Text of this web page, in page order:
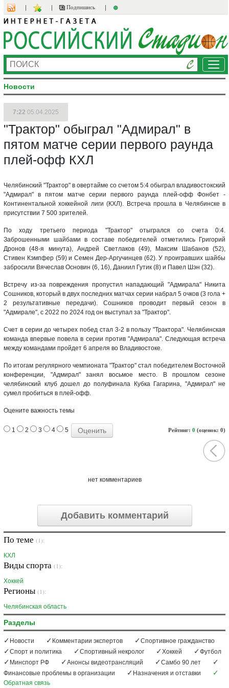
Подпишись
Новости
7:22 05.04.2025
"Трактор" обыграл "Адмирал" в
пятом матче серии первого раунда
плей-офф КХЛ
Челябинский "Трактор" в овертайме со счетом 5:4 обыграл владивостокский
"Адмирал" в пятом матче серии первого раунда плей-офф Фонбет -
Континентальной хоккейной лиги (КХЛ). Встреча прошла в Челябинске в
присутствии 7 500 зрителей.
По ходу третьего периода "Трактор" отыгрался со счета 0:4.
Заброшенными шайбами в составе победителей отметились Григорий
Дронов (48-я минута), Андрей Светлаков (49), Максим Шабанов (52),
Стивен Кэмпфер (59) и Семен Дер-Аргучинцев (62). У проигравших шайбы
забросили Вячеслав Основин (6, 16), Даниил Гутик (8) и Павел Шэн (32).
Встречу из-за повреждения пропустил нападающий "Адмирала" Никита
Сошников, который в двух последних матчах серии набрал 5 очков (3 гола +
2 результативные передачи). Сошников проводит первый сезон в
"Адмирале", с 2022 по 2024 год он выступал за "Трактор".
Счет в серии до четырех побед стал 3-2 в пользу "Трактора". Челябинская
команда впервые повела в серии против "Адмирала". Следующая встреча
между командами пройдет 6 апреля во Владивостоке.
По итогам регулярного чемпионата "Трактор" стал победителем Восточной
конференции, "Адмирал" занял восьмое место. В прошлом сезоне
челябинский клуб дошел до полуфинала Кубка Гагарина, "Адмирал" не
сумел пробиться в плей-офф.
Оцените важность темы
Рейтинг: 0 (оценок: 0)
1 2 3 4 5
нет комментариев
Добавить комментарий
По теме (1):
КХЛ
Виды спорта (1):
Хоккей
Регионы (1):
Челябинская область
Разделы
Новости Комментарии экспертов
Спортивное гражданство
Спорт и политика
Спортивный некролог Хоккей
Футбол
Минспорт РФ
Анонсы видеотрансляций
Самбо 90 лет
Финансовые проблемы в организации
Назначения и отставки
Обратная связь